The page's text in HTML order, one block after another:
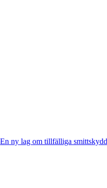
En ny lag om tillfälliga